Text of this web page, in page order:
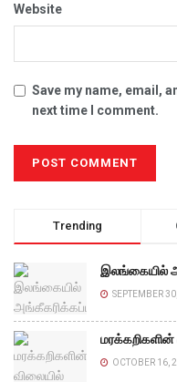
Website
Save my name, email,
next time I comment.
Trending
இலங்கையில்
SEPTEMBER
மரக்கறிகளின்
OCTOBER 16,